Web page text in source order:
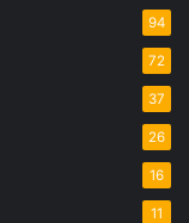
94
72
37
26
16
11